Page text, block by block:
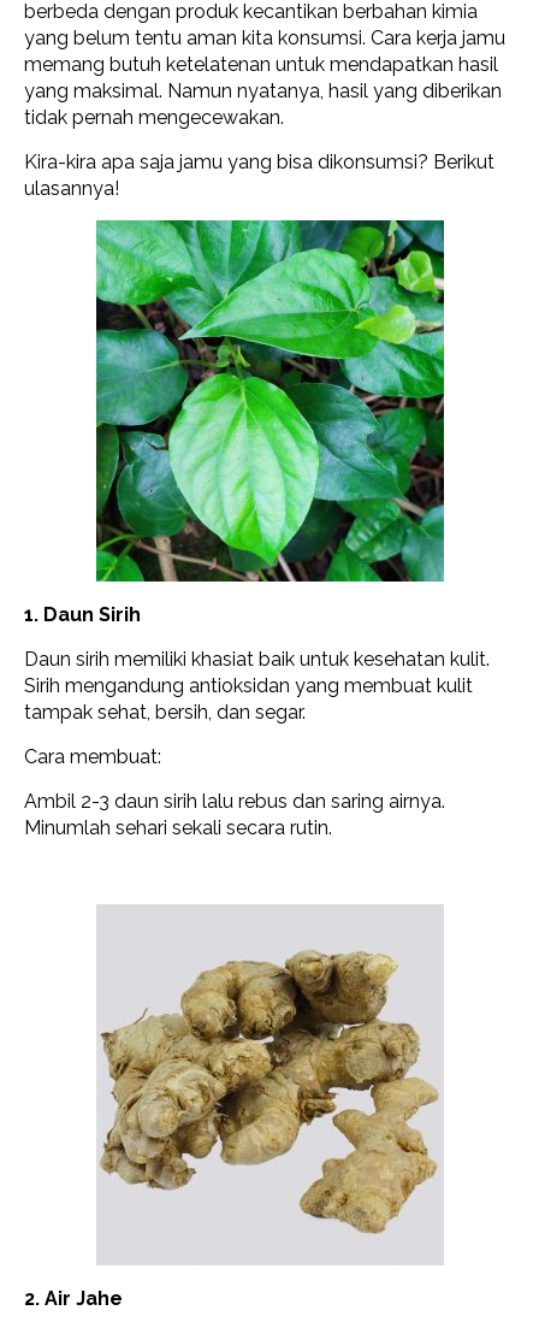
berbeda dengan produk kecantikan berbahan kimia
yang belum tentu aman kita konsumsi. Cara kerja jamu
memang butuh ketelatenan untuk mendapatkan hasil
yang maksimal. Namun nyatanya, hasil yang diberikan
tidak pernah mengecewakan.
Kira-kira apa saja jamu yang bisa dikonsumsi? Berikut
ulasannya!
1. Daun Sirih
Daun sirih memiliki khasiat baik untuk kesehatan kulit.
Sirih mengandung antioksidan yang membuat kulit
tampak sehat, bersih, dan segar.
Cara membuat:
Ambil 2-3 daun sirih lalu rebus dan saring airnya.
Minumlah sehari sekali secara rutin.
2. Air Jahe